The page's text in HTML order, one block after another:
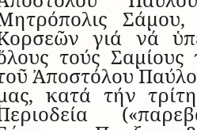
Σάμου,
γιά νά
τούς Σαμίους
Ἀποστόλου
κατά τήν